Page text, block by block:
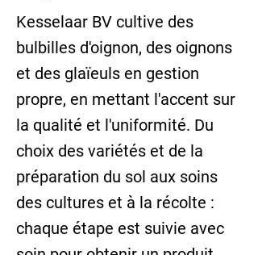
Kesselaar BV cultive des
bulbilles d'oignon, des oignons
et des glaïeuls en gestion
propre, en mettant l'accent sur
la qualité et l'uniformité. Du
choix des variétés et de la
préparation du sol aux soins
des cultures et à la récolte :
chaque étape est suivie avec